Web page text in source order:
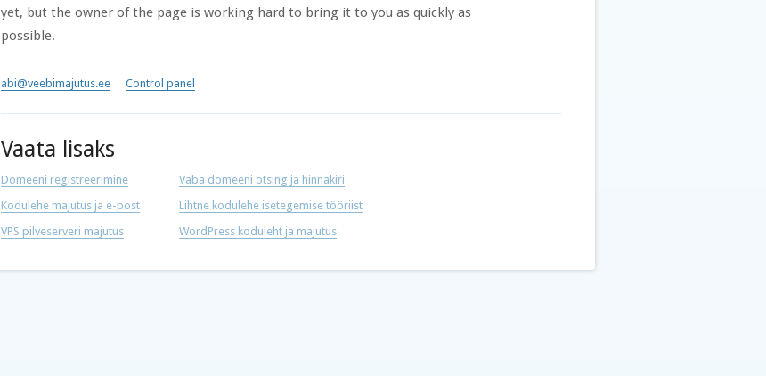
yet, but the owner of the page is working hard to bring it to you as quickly as
possible.
abi@veebimajutus.ee Control panel
Vaata lisaks
Domeeni registreerimine
Kodulehe majutus ja e-post
VPS pilveserveri majutus
Vaba domeeni otsing ja hinnakiri
Lihtne kodulehe isetegemise tööriist
WordPress koduleht ja majutus